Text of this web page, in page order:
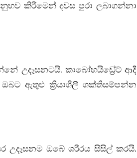
කිරීමෙන් දවස පුරා ලබාගන්නා
උදෑසනටයි. කාබෝහයිඩ්‍රේට් ආදී
ඔබට ඇතුළු ක්‍රියාශීලී ශක්තිසම්පන්න
ඔබේ ශරීරය සිසිල් කරයි.